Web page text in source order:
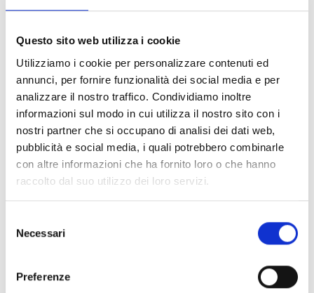
Questo sito web utilizza i cookie
Utilizziamo i cookie per personalizzare contenuti ed
annunci, per fornire funzionalità dei social media e per
analizzare il nostro traffico. Condividiamo inoltre
informazioni sul modo in cui utilizza il nostro sito con i
nostri partner che si occupano di analisi dei dati web,
pubblicità e social media, i quali potrebbero combinarle
con altre informazioni che ha fornito loro o che hanno
raccolto dal suo utilizzo dei loro servizi.
delNecessari
Preferenze
individuare il concept del tuo ristorante;
individuare il target giusto del tuo ristorante;
elaborare il menù engineering ;
rilevare il food cost strategy;
gestire la domanda attraverso il duration management;
attuare il price strategy.
RICHIEDI INFORMAZIONI